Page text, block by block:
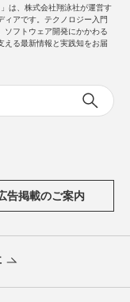
は、株式会社翔泳社が運営す
ィアです。テクノロジー入門
ソフトウェア開発にかかわる
える最新情報と実践知をお届
告掲載のご案内